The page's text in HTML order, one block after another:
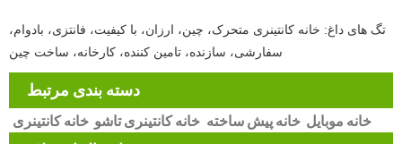
تگ های داغ: خانه کانتینری متحرک، چین، ارزان، با کیفیت، فانتزی، بادوام،
سفارشی، سازنده، تامین کننده، کارخانه، ساخت چین
دسته بندی مرتبط
خانه کانتینری خانه کانتینری تاشو خانه پیش ساخته خانه موبایل